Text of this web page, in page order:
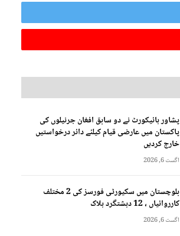
پشاور ہائیکورٹ نے دو سابق افغان جرنیلوں کی
پاکستان میں عارضی قیام کیلئے دائر درخواستیں
خارج کردیں
اگست 6, 2026
بلوچستان میں سکیورٹی فورسز کی 2 مختلف
کارروائیاں ، 12 دہشتگرد ہلاک
اگست 6, 2026